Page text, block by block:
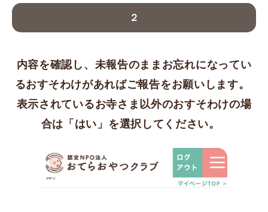
２
内容を確認し、未報告のままお忘れになってい
るおすそわけがあればご報告をお願いします。
表示されているお寺さま以外のおすそわけの場
合は「はい」を選択してください。